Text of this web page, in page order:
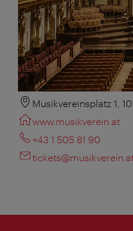
Musikvereinsplatz 1,
www.musikverein.at
+43 1 505 81 90